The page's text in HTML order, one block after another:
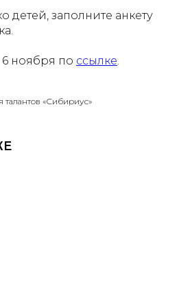
детей, заполните анкету
ноября по ссылке
«Сибириус»